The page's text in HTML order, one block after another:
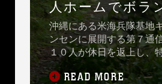
人ホームでボラ
沖縄にある米海兵隊基地
ンセンに展開する第７通
１０人が休日を返上し、
ホーム光が丘で３か月半
ティア活動
READ MORE